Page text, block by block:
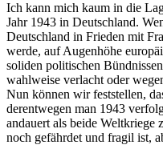
Ich kann mich kaum in die
Jahr 1943 in Deutschland.
Deutschland in Frieden mit
werde, auf Augenhöhe
soliden politischen
wahlweise verlacht oder
Nun können wir feststellen,
derentwegen man 1943
andauert als beide Weltkriege
noch gefährdet und fragil ist,